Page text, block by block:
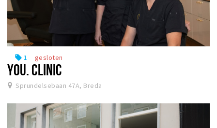
local_offer 1 gesloten
YOU. CLINIC
Sprundelsebaan 47A, Breda